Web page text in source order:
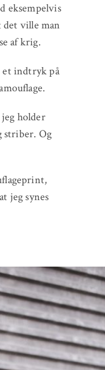
eksempelvis
det ville man
af krig.
et indtryk på
holder
striber. Og
jeg synes